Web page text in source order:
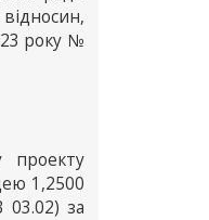
року №
проекту
1,2500
03.02) за